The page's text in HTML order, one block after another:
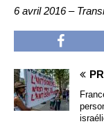
6 avril 2016 –